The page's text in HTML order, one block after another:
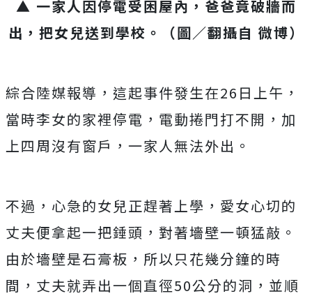
▲ 一家人因停電受困屋內，爸爸竟破牆而
出，把女兒送到學校。（圖／翻攝自 微博）
綜合陸媒報導，這起事件發生在26日上午，
當時李女的家裡停電，電動捲門打不開，加
上四周沒有窗戶，一家人無法外出。
不過，心急的女兒正趕著上學，愛女心切的
丈夫便拿起一把錘頭，對著墻壁一頓猛敲。
由於墻壁是石膏板，所以只花幾分鐘的時
間，丈夫就弄出一個直徑50公分的洞，並順